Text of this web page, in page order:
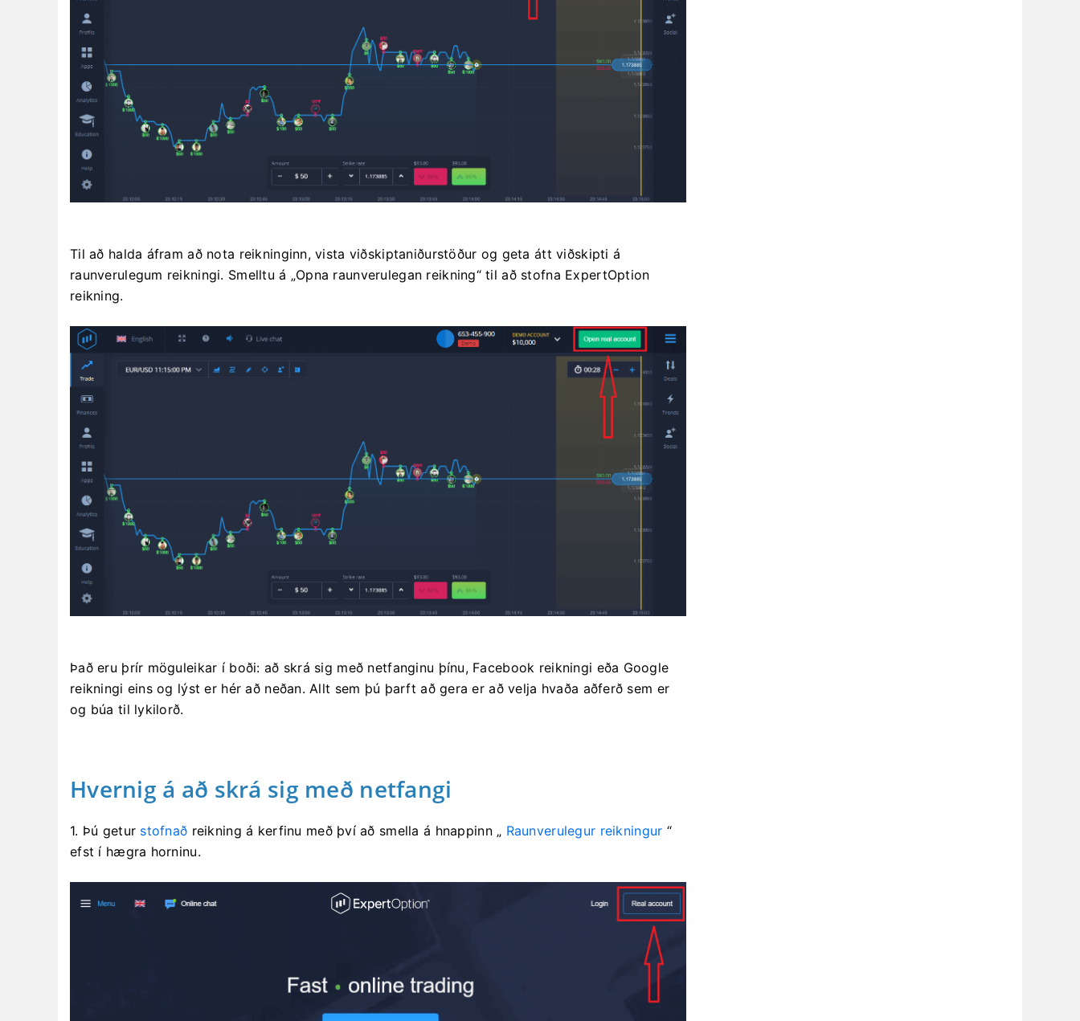
Til að halda áfram að nota reikninginn, vista viðskiptaniðurstöður og geta átt viðskipti á
raunverulegum reikningi. Smelltu á „Opna raunverulegan reikning“ til að stofna ExpertOption
reikning.
Það eru þrír möguleikar í boði: að skrá sig með netfanginu þínu, Facebook reikningi eða Google
reikningi eins og lýst er hér að neðan. Allt sem þú þarft að gera er að velja hvaða aðferð sem er
og búa til lykilorð.
Hvernig á að skrá sig með netfangi
1. Þú getur stofnað reikning á kerfinu með því að smella á hnappinn „ Raunverulegur reikningur “
efst í hægra horninu.